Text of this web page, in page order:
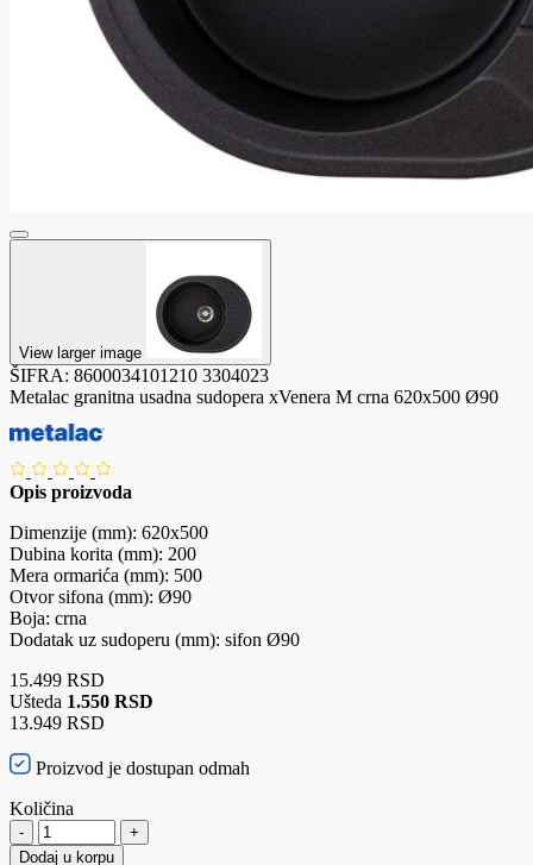
View larger image
ŠIFRA: 8600034101210 3304023
Metalac granitna usadna sudopera xVenera M crna 620x500 Ø90
Opis proizvoda
Dimenzije (mm): 620x500
Dubina korita (mm): 200
Mera ormarića (mm): 500
Otvor sifona (mm): Ø90
Boja: crna
Dodatak uz sudoperu (mm): sifon Ø90
15.499 RSD
Ušteda 1.550 RSD
13.949 RSD
Proizvod je dostupan odmah
Količina
-
+
Dodaj u korpu